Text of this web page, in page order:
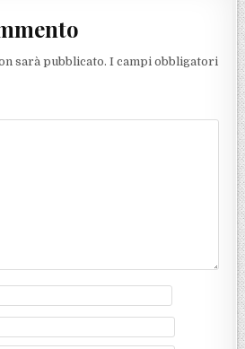
sarà pubblicato. I campi obbligatori